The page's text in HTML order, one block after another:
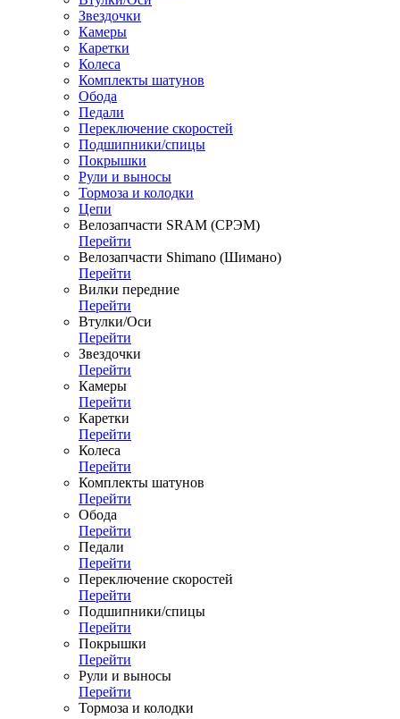
Звездочки
Камеры
Каретки
Колеса
Комплекты шатунов
Обода
Педали
Переключение скоростей
Подшипники/спицы
Покрышки
Рули и выносы
Тормоза и колодки
Цепи
Велозапчасти SRAM (СРЭМ)
Перейти
Велозапчасти Shimano (Шимано)
Перейти
Вилки передние
Перейти
Втулки/Оси
Перейти
Звездочки
Перейти
Камеры
Перейти
Каретки
Перейти
Колеса
Перейти
Комплекты шатунов
Перейти
Обода
Перейти
Педали
Перейти
Переключение скоростей
Перейти
Подшипники/спицы
Перейти
Покрышки
Перейти
Рули и выносы
Перейти
Тормоза и колодки